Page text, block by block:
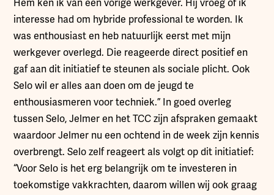
Hem ken ik van een vorige werkgever. Hij vroeg of ik
interesse had om hybride professional te worden. Ik
was enthousiast en heb natuurlijk eerst met mijn
werkgever overlegd. Die reageerde direct positief en
gaf aan dit initiatief te steunen als sociale plicht. Ook
Selo wil er alles aan doen om de jeugd te
enthousiasmeren voor techniek.” In goed overleg
tussen Selo, Jelmer en het TCC zijn afspraken gemaakt
waardoor Jelmer nu een ochtend in de week zijn kennis
overbrengt. Selo zelf reageert als volgt op dit initiatief:
“Voor Selo is het erg belangrijk om te investeren in
toekomstige vakkrachten, daarom willen wij ook graag